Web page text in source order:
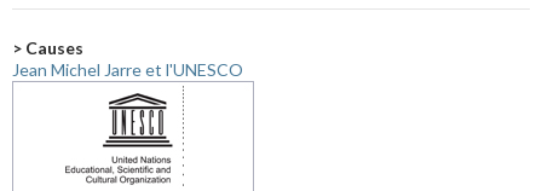
> Causes
Jean Michel Jarre et l'UNESCO